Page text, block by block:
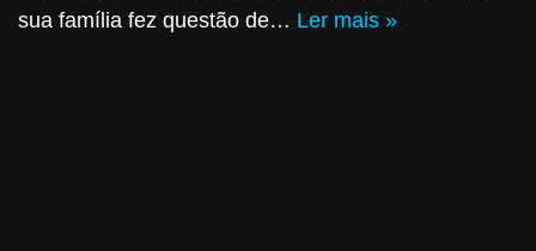
sua família fez questão de… Ler mais »